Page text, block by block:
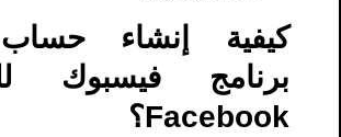
كيفية إنشاء
برنامج فيسبوك
Facebook؟